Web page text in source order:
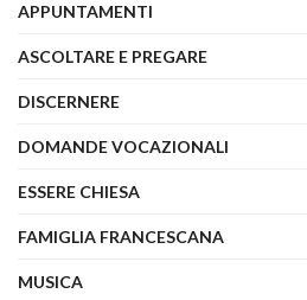
APPUNTAMENTI
ASCOLTARE E PREGARE
DISCERNERE
DOMANDE VOCAZIONALI
ESSERE CHIESA
FAMIGLIA FRANCESCANA
MUSICA